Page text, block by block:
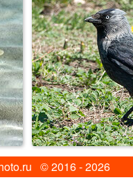
© 2016 - 2026